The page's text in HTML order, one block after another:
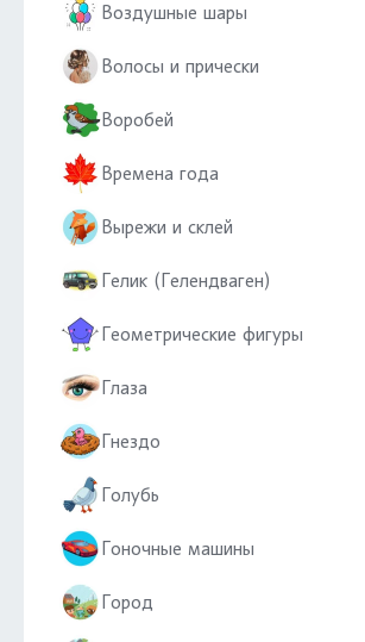
Воздушные шары
Волосы и прически
Воробей
Времена года
Вырежи и склей
Гелик (Гелендваген)
Геометрические фигуры
Глаза
Гнездо
Голубь
Гоночные машины
Город